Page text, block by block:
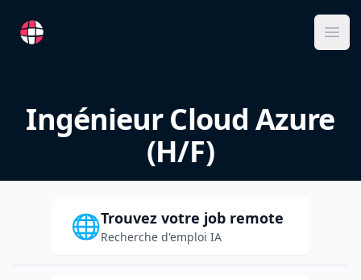
RemoteFR
Ingénieur Cloud Azure
(H/F)
🌐Trouvez votre job remote
Recherche d'emploi IA